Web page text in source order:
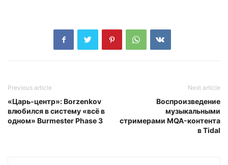
Previous article
«Царь-центр»: Borzenkov
влюбился в систему «всё в
одном» Burmester Phase 3
Next article
Воспроизведение
музыкальными
стримерами MQA-контента
в Tidal